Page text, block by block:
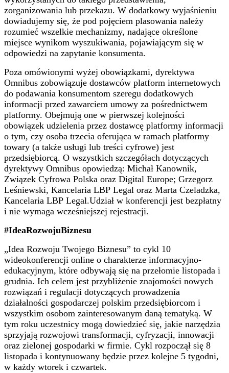
zorganizowania lub przekazu. W dodatkowy wyjaśnieniu
dowiadujemy się, że pod pojęciem plasowania należy
rozumieć wszelkie mechanizmy, nadające określone
miejsce wynikom wyszukiwania, pojawiającym się w
odpowiedzi na zapytanie konsumenta.
Poza omówionymi wyżej obowiązkami, dyrektywa
Omnibus zobowiązuje dostawców platform internetowych
do podawania konsumentom szeregu dodatkowych
informacji przed zawarciem umowy za pośrednictwem
platformy. Obejmują one w pierwszej kolejności
obowiązek udzielenia przez dostawcę platformy informacji
o tym, czy osoba trzecia oferująca w ramach platformy
towary (a także usługi lub treści cyfrowe) jest
przedsiębiorcą. O wszystkich szczegółach dotyczących
dyrektywy Omnibus opowiedzą: Michał Kanownik,
Związek Cyfrowa Polska oraz Digital Europe; Grzegorz
Leśniewski, Kancelaria LBP Legal oraz Marta Czeladzka,
Kancelaria LBP Legal.Udział w konferencji jest bezpłatny
i nie wymaga wcześniejszej rejestracji.
#IdeaRozwojuBiznesu
„Idea Rozwoju Twojego Biznesu” to cykl 10
wideokonferencji online o charakterze informacyjno-
edukacyjnym, które odbywają się na przełomie listopada i
grudnia. Ich celem jest przybliżenie znajomości nowych
rozwiązań i regulacji dotyczących prowadzenia
działalności gospodarczej polskim przedsiębiorcom i
wszystkim osobom zainteresowanym daną tematyką. W
tym roku uczestnicy mogą dowiedzieć się, jakie narzędzia
sprzyjają rozwojowi transformacji, cyfryzacji, innowacji
oraz zielonej gospodarki w firmie. Cykl rozpoczął się 8
listopada i kontynuowany będzie przez kolejne 5 tygodni,
w każdy wtorek i czwartek.